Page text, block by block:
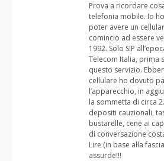
Prova a ricordare
telefonia mobile. Io
poter avere un
comincio ad essere
1992. Solo SIP
Telecom Italia, prima
questo servizio.
cellulare ho dovuto
l’apparecchio, in
la sommetta di circa
depositi cauzionali,
bustarelle, cene ai
di conversazione
Lire (in base alla
assurde!!!